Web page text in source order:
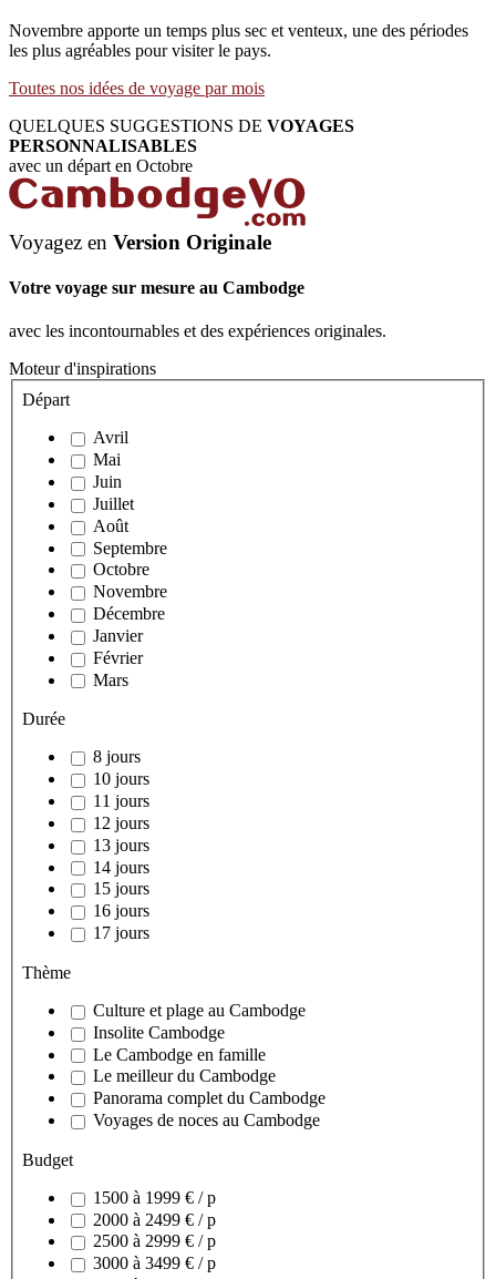
Novembre apporte un temps plus sec et venteux, une des périodes
les plus agréables pour visiter le pays.
Toutes nos idées de voyage par mois
QUELQUES SUGGESTIONS DE VOYAGES
PERSONNALISABLES
avec un départ en Octobre
Voyagez en Version Originale
Votre voyage sur mesure au Cambodge
avec les incontournables et des expériences originales.
Moteur d'inspirations
Départ
Avril
Mai
Juin
Juillet
Août
Septembre
Octobre
Novembre
Décembre
Janvier
Février
Mars
Durée
8 jours
10 jours
11 jours
12 jours
13 jours
14 jours
15 jours
16 jours
17 jours
Thème
Culture et plage au Cambodge
Insolite Cambodge
Le Cambodge en famille
Le meilleur du Cambodge
Panorama complet du Cambodge
Voyages de noces au Cambodge
Budget
1500 à 1999 € / p
2000 à 2499 € / p
2500 à 2999 € / p
3000 à 3499 € / p